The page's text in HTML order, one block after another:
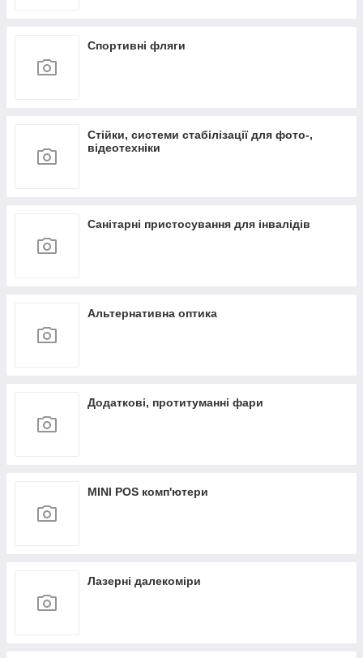
Спортивні фляги
Стійки, системи стабілізації для фото-,
відеотехніки
Санітарні пристосування для інвалідів
Альтернативна оптика
Додаткові, протитуманні фари
MINI POS комп'ютери
Лазерні далекоміри